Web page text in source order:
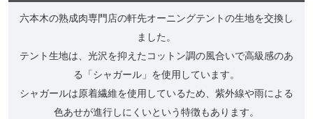
六本木の熟成肉専門店の軒先オーニングテントの生地を交換し
ました。
テント生地は、光沢を抑えたコットン調の風合いで高級感のあ
る「シャガール」を使用しています。
シャガールは原着繊維を使用しているため、紫外線や雨による
色あせが進行しにくいという特徴もあります。